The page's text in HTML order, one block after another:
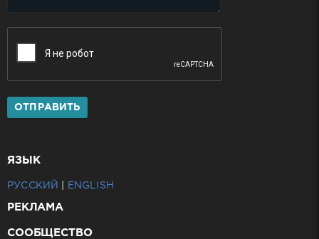
ОТПРАВИТЬ
ЯЗЫК
РУССКИЙ ENGLISH
РЕКЛАМА
СООБЩЕСТВО